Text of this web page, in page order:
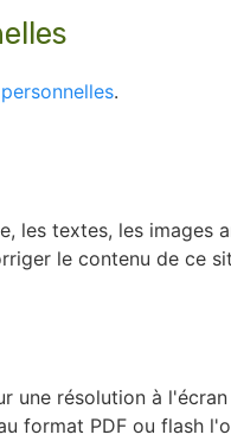
.
les textes, les images
le contenu de ce
une résolution à
format PDF ou flash